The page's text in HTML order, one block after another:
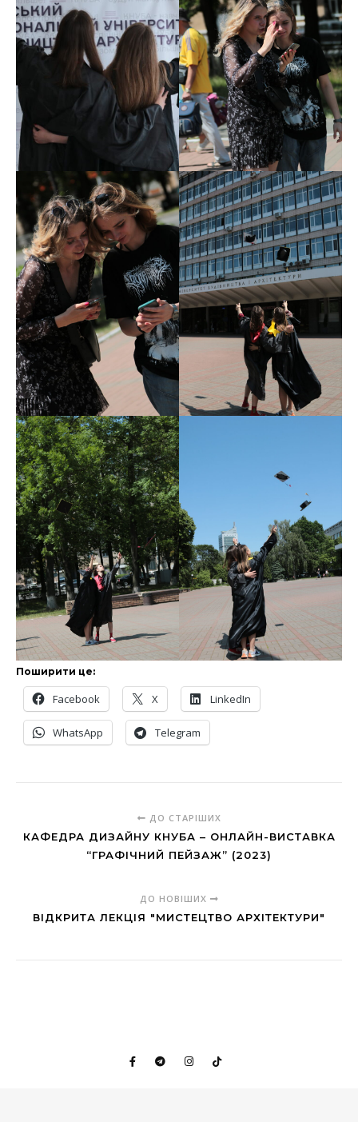
Поширити це:
Facebook X LinkedIn
WhatsApp Telegram
ДО СТАРІШИХ
КАФЕДРА ДИЗАЙНУ КНУБА – ОНЛАЙН-ВИСТАВКА
“ГРАФІЧНИЙ ПЕЙЗАЖ” (2023)
ДО НОВІШИХ
ВІДКРИТА ЛЕКЦІЯ "МИСТЕЦТВО АРХІТЕКТУРИ"